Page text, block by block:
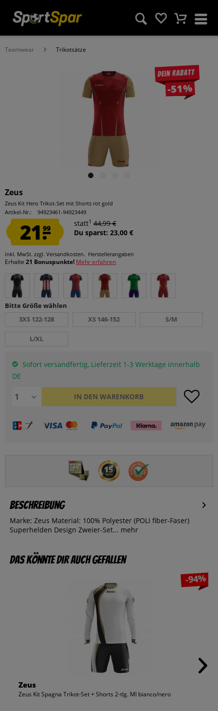
Teamwear Trikotsätze
Dein Rabatt
-51%
Zeus
Zeus Kit Hero Trikot-Set mit Shorts rot gold
Artikel-Nr.:
94923461-94923449
21.99
statt1 44,99 €
Du sparst: 23,00 €
inkl. MwSt. zzgl. Versandkosten. Herstellerangaben
Erhalte 21 Bonuspunkte! Mehr erfahren
Bitte Größe wählen
3XS 122-128
XS 146-152 S/M
L/XL
Sofort versandfertig, Lieferzeit 1-3 Werktage innerhalb
DE
IN DEN WARENKORB
Beschreibung
Marke: Zeus Material: 100% Polyester (POLI fiber-Faser)
Superhelden Design Zweier-Set... mehr
Das könnte dir auch gefallen
-94%
Zeus
Zeus Kit Spagna Trikot-Set + Shorts 2-tlg. Ml bianco/nero